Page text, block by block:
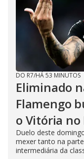
DO R7/HÁ 53 MINUTOS
Eliminado
Flamengo
o Vitória
Duelo deste
mexer tanto na
intermediária da